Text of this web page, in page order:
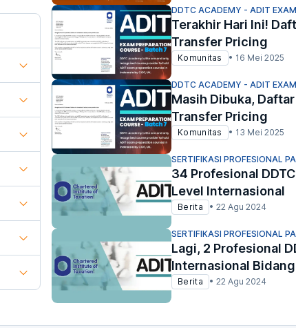
DDTC ACADEMY - ADIT
Terakhir Hari Ini!
Transfer Pricing
Komunitas • 16 Mei 2025
DDTC ACADEMY - ADIT
Masih Dibuka,
Transfer Pricing
Komunitas • 13 Mei 2025
SERTIFIKASI PROFESIONAL
34 Profesional
Level Internasional
Berita • 22 Agu 2024
SERTIFIKASI PROFESIONAL
Lagi, 2 Profesional
Internasional
Berita • 22 Agu 2024